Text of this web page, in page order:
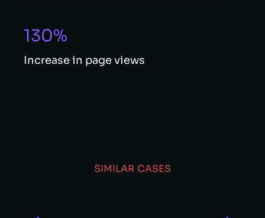
130%
Increase in page views
SIMILAR CASES